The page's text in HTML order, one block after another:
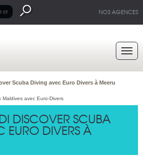
NOS AGENCES
Scuba Diving avec Euro Divers à Meeru
DISCOVER SCUBA
EURO DIVERS À